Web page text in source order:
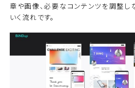
章や画像、必要なコンテンツを調整し
いく流れです。